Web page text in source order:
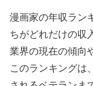
漫画家の年収ラン
ちがどれだけの収
業界の現在の傾向
このランキングは